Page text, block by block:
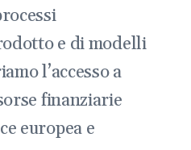
e di modelli
l’accesso a
finanziarie
europea e